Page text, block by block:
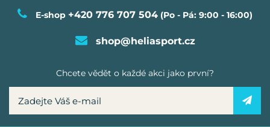
E-shop +420 776 707 504 (Po - Pá: 9:00 - 16:00)
shop@heliasport.cz
Chcete vědět o každé akci jako první?